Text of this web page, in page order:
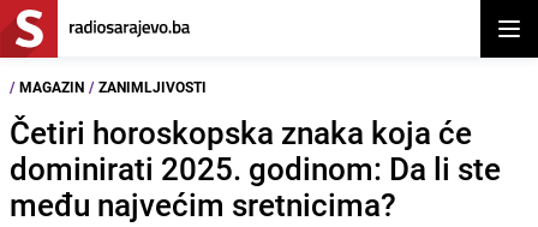
/ MAGAZIN / ZANIMLJIVOSTI
Četiri horoskopska znaka koja će
dominirati 2025. godinom: Da li ste
među najvećim sretnicima?